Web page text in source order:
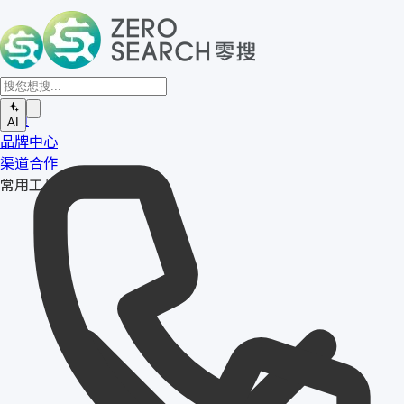
AI
首页
品牌中心
渠道合作
常用工具